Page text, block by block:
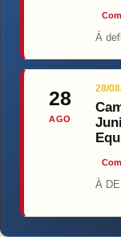
Á
28
AGO
28/
À